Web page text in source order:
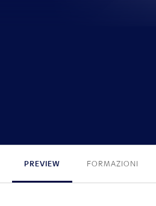
PREVIEW FORMAZIONI